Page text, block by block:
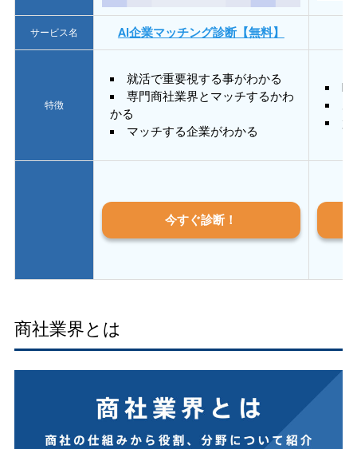
サービス名 AI企業マッチング診断【無料】
特徴
就活で重要視する事がわかる
専門商社業界とマッチするかわ
かる
マッチする企業がわかる
質
今すぐ診断！
商社業界とは